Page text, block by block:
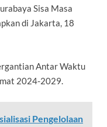
Sisa Masa
di Jakarta, 18
Antar Waktu
2024-2029.
Pengelolaan